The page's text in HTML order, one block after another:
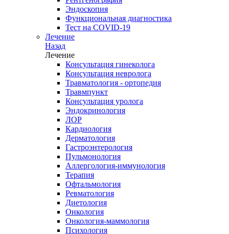
Эндоскопия
Функциональная диагностика
Тест на COVID-19
Лечение
Назад
Лечение
Консультация гинеколога
Консультация невролога
Травматология - ортопедия
Травмпункт
Консультация уролога
Эндокринология
ЛОР
Кардиология
Дерматология
Гастроэнтерология
Пульмонология
Аллергология-иммунология
Терапия
Офтальмология
Ревматология
Диетология
Онкология
Онкология-маммология
Психология